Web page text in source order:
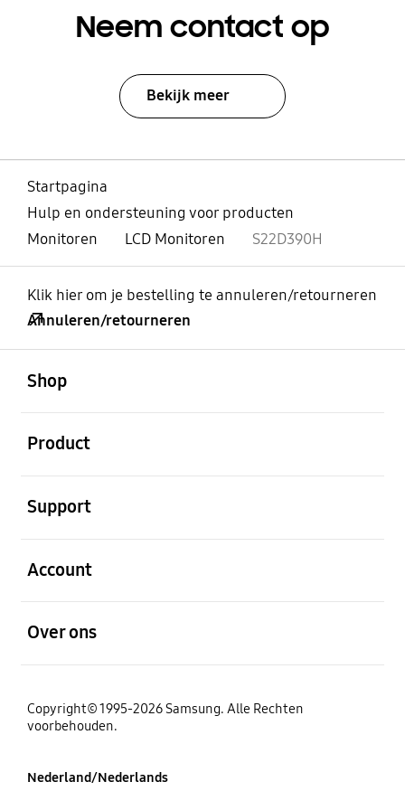
Neem contact op
Bekijk meer
Startpagina
Hulp en ondersteuning voor producten
Monitoren
LCD Monitoren S22D390H
Klik hier om je bestelling te annuleren/retourneren
Annuleren/retourneren
Shop
Product
Support
Account
Over ons
Copyright© 1995-2026 Samsung. Alle Rechten
voorbehouden.
Nederland/Nederlands